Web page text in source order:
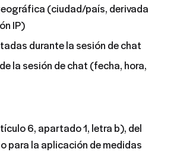
(ciudad/país, derivada
IP)
durante la sesión de chat
la sesión de chat (fecha, hora,
6, apartado 1, letra b), del
para la aplicación de medidas